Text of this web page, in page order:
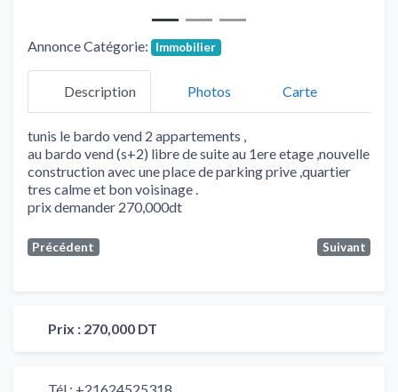
Annonce Catégorie: Immobilier
Description Photos Carte
tunis le bardo vend 2 appartements ,
au bardo vend (s+2) libre de suite au 1ere etage ,nouvelle
construction avec une place de parking prive ,quartier
tres calme et bon voisinage .
prix demander 270,000dt
Précédent Suivant
Prix : 270,000 DT